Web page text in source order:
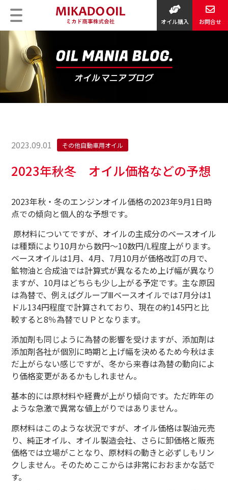
オイル購入 お問合せ
2023.09.01 その他自動車用オイル
2023年秋冬 オイル価格などの予想
2023年秋・冬のエンジンオイル価格の2023年9月1日時
点での傾向と個人的な予想です。
原材料についてですが、オイルの主成分のベースオイル
は種類により10月から数円～10数円/L程度上がります。
ベースオイルは1月、4月、 7月10月が価格改訂の月で、
鉱物油と合成油では計算式が異なるため上げ幅が異なり
ますが、 10月はどちらも少し上がる予定です。主な原因
は為替で、例えばグループⅢベースオイルでは7月分は1
ドル134円程度で計算されており、現在の約145円と比
較すると8％為替でＵＰとなります。
添加剤も同じように為替の影響を受けますが、添加剤は
添加剤各社が個別に時期と上げ幅を決めるため今秋はま
だ上がらない感じですが、冬から来春は為替の動向によ
り価格変更があるかもしれません。
基本的には原材料や経費が上がり傾向です。ただ昨年の
ような急激で異常な値上がりではありません。
原材料はこのような状況ですが、オイル価格は製油元売
り、純正オイル、オイル製造会社、さらに卸価格と販売
価格では立場がことなり、原材料の動きと必ずしもリン
クしません。そのためここからは非常におおまかな話で
す。